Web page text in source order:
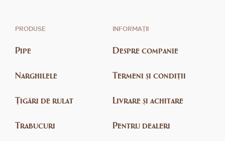
PRODUSE
Pipe
Narghilele
Țigări de rulat
Trabucuri
INFORMAȚII
Despre companie
Termeni și condiții
Livrare și achitare
Pentru dealeri